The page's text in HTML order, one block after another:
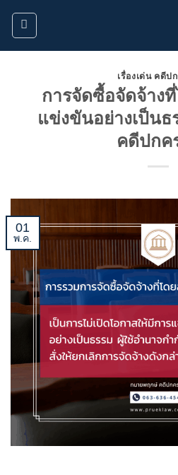
ข้าม
ยัง
เรื่องเด่น คดีป
การจัดซื้อจัดจ้าง
แข่งขันอย่างเป็นธ
คดีปกค
01
พ.ค.